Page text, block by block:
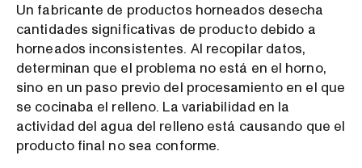
Un fabricante de productos horneados desecha
cantidades significativas de producto debido a
horneados inconsistentes. Al recopilar datos,
determinan que el problema no está en el horno,
sino en un paso previo del procesamiento en el que
se cocinaba el relleno. La variabilidad en la
actividad del agua del relleno está causando que el
producto final no sea conforme.